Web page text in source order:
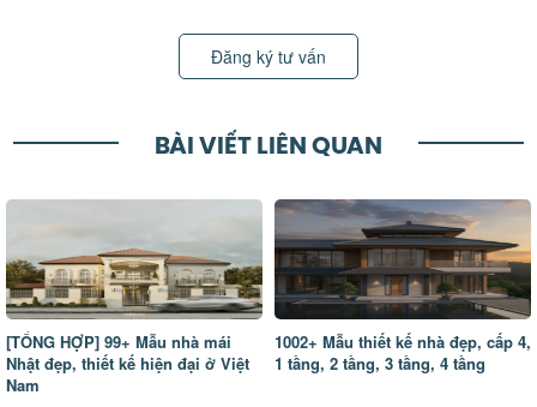
Đăng ký tư vấn
BÀI VIẾT LIÊN QUAN
[TỔNG HỢP] 99+ Mẫu nhà mái
Nhật đẹp, thiết kế hiện đại ở Việt
Nam
1002+ Mẫu thiết kế nhà đẹp, cấp 4,
1 tầng, 2 tầng, 3 tầng, 4 tầng